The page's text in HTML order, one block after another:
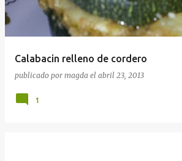
Calabacin relleno de cordero
publicado por magda el abril 23, 2013
1